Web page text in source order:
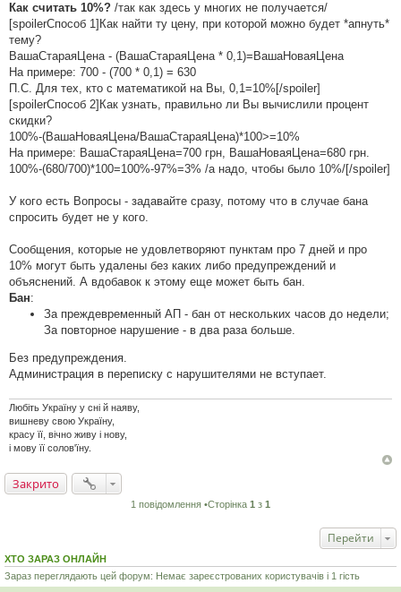
Как считать 10%? /так как здесь у многих не получается/
[spoilerСпособ 1]Как найти ту цену, при которой можно будет *апнуть*
тему?
ВашаСтараяЦена - (ВашаСтараяЦена * 0,1)=ВашаНоваяЦена
На примере: 700 - (700 * 0,1) = 630
П.С. Для тех, кто с математикой на Вы, 0,1=10%[/spoiler]
[spoilerСпособ 2]Как узнать, правильно ли Вы вычислили процент
скидки?
100%-(ВашаНоваяЦена/ВашаСтараяЦена)*100>=10%
На примере: ВашаСтараяЦена=700 грн, ВашаНоваяЦена=680 грн.
100%-(680/700)*100=100%-97%=3% /а надо, чтобы было 10%/[/spoiler]
У кого есть Вопросы - задавайте сразу, потому что в случае бана
спросить будет не у кого.
Сообщения, которые не удовлетворяют пунктам про 7 дней и про
10% могут быть удалены без каких либо предупреждений и
объяснений. А вдобавок к этому еще может быть бан.
Бан:
За преждевременный АП - бан от нескольких часов до недели;
За повторное нарушение - в два раза больше.
Без предупреждения.
Администрация в переписку с нарушителями не вступает.
Любіть Україну у сні й наяву,
вишневу свою Україну,
красу її, вічно живу і нову,
і мову її солов'їну.
Закрито
1 повідомлення •Сторінка 1 з 1
Перейти
ХТО ЗАРАЗ ОНЛАЙН
Зараз переглядають цей форум: Немає зареєстрованих користувачів і 1 гість